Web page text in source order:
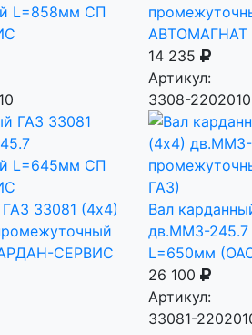
L=858мм СП
АВТОМАГНАТ
14 235
Артикул:
3308-2202010
33081 (4х4)
СЕРВИС
Вал
дв.ММЗ-245.7
L=650мм
26 100
Артикул:
33081-